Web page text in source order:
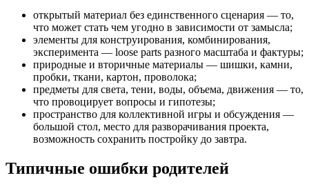
открытый материал без единственного сценария — то,
что может стать чем угодно в зависимости от замысла;
элементы для конструирования, комбинирования,
эксперимента — loose parts разного масштаба и фактуры;
природные и вторичные материалы — шишки, камни,
пробки, ткани, картон, проволока;
предметы для света, тени, воды, объема, движения — то,
что провоцирует вопросы и гипотезы;
пространство для коллективной игры и обсуждения —
большой стол, место для разворачивания проекта,
возможность сохранить постройку до завтра.
Типичные ошибки родителей